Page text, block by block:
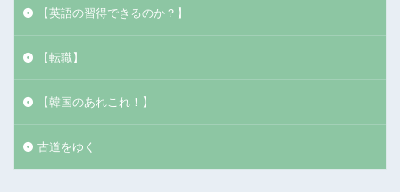
【英語の習得できるのか？】
【転職】
【韓国のあれこれ！】
古道をゆく